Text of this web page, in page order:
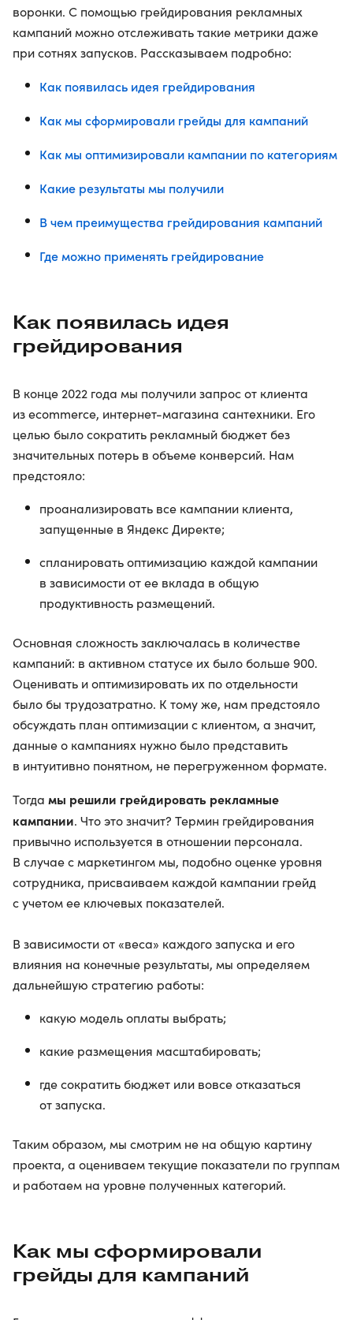
воронки. С помощью грейдирования рекламных
кампаний можно отслеживать такие метрики даже
при сотнях запусков. Рассказываем подробно:
Как появилась идея грейдирования
Как мы сформировали грейды для кампаний
Как мы оптимизировали кампании по категориям
Какие результаты мы получили
В чем преимущества грейдирования кампаний
Где можно применять грейдирование
Как появилась идея
грейдирования
В конце 2022 года мы получили запрос от клиента
из ecommerce, интернет-магазина сантехники. Его
целью было сократить рекламный бюджет без
значительных потерь в объеме конверсий. Нам
предстояло:
проанализировать все кампании клиента,
запущенные в Яндекс Директе;
спланировать оптимизацию каждой кампании
в зависимости от ее вклада в общую
продуктивность размещений.
Основная сложность заключалась в количестве
кампаний: в активном статусе их было больше 900.
Оценивать и оптимизировать их по отдельности
было бы трудозатратно. К тому же, нам предстояло
обсуждать план оптимизации с клиентом, а значит,
данные о кампаниях нужно было представить
в интуитивно понятном, не перегруженном формате.
Тогда мы решили грейдировать рекламные
кампании. Что это значит? Термин грейдирования
привычно используется в отношении персонала.
В случае с маркетингом мы, подобно оценке уровня
сотрудника, присваиваем каждой кампании грейд
с учетом ее ключевых показателей.
В зависимости от «веса» каждого запуска и его
влияния на конечные результаты, мы определяем
дальнейшую стратегию работы:
какую модель оплаты выбрать;
какие размещения масштабировать;
где сократить бюджет или вовсе отказаться
от запуска.
Таким образом, мы смотрим не на общую картину
проекта, а оцениваем текущие показатели по группам
и работаем на уровне полученных категорий.
Как мы сформировали
грейды для кампаний